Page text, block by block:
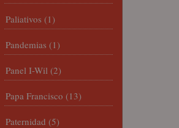
Paliativos (1)
Pandemias (1)
Panel I-Wil (2)
Papa Francisco (13)
Paternidad (5)